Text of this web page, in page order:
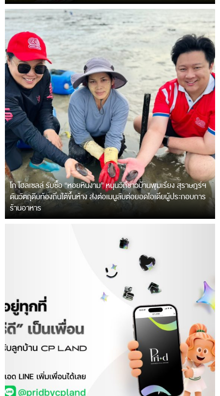
โก โฮลเซลล์ รับซื้อ “หอยหินงาม” หนุนวิถีชาวบ้านพุมเรียง สุราษฎร์ฯ
ดันวัตถุดิบท้องถิ่นใต้ขึ้นห้าง ส่งต่อเมนูลับต่อยอดไอเดียผู้ประกอบการ
ร้านอาหาร